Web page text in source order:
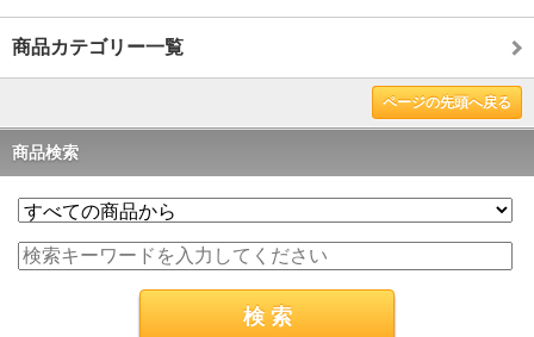
商品カテゴリー一覧
ページの先頭へ戻る
商品検索